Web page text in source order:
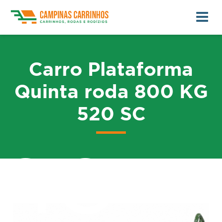
Carro Plataforma
Quinta roda 800 KG
520 SC